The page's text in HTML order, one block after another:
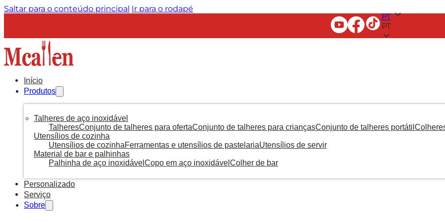
Saltar para o conteúdo principal Ir para o rodapé
PT
PT
Início
Produtos
Talheres de aço inoxidável
TalheresConjunto de talheres para ofertaConjunto de talheres para criançasConjunto de talheres portátil
Utensílios de cozinha
Utensílios de cozinhaFerramentas e utensílios de pastelariaUtensílios de servir
Material de bar e palhinhas
Palhinha de aço inoxidável Copo em aço inoxidável Colher de bar
Personalizado
Serviço
Sobre